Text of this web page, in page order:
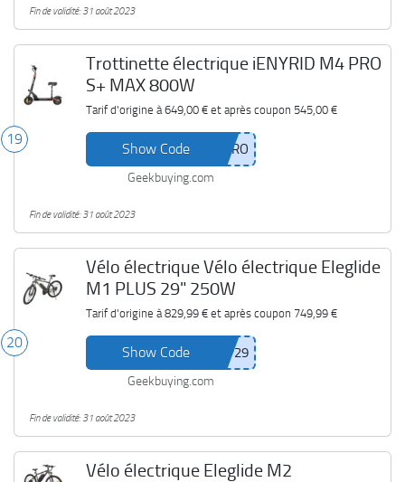
Fin de validité: 31 août 2023
19
Trottinette électrique iENYRID M4 PRO
S+ MAX 800W
Tarif d'origine à649,00 €et après coupon 545,00 €
Show Code
Geekbuying.com
Fin de validité: 31 août 2023
20
Vélo électrique Vélo électrique Eleglide
M1 PLUS 29" 250W
Tarif d'origine à829,99 €et après coupon 749,99 €
Show Code
Geekbuying.com
Fin de validité: 31 août 2023
Vélo électrique Eleglide M2